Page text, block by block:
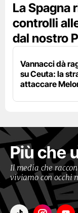
La Spagna
controlli
dal nostro
Vannacci dà
su Ceuta: la
attaccare
Più che
Il media che
viviamo con occhi